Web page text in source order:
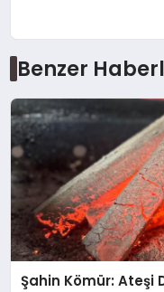
Benzer
Şahin Kömür: Ateşi